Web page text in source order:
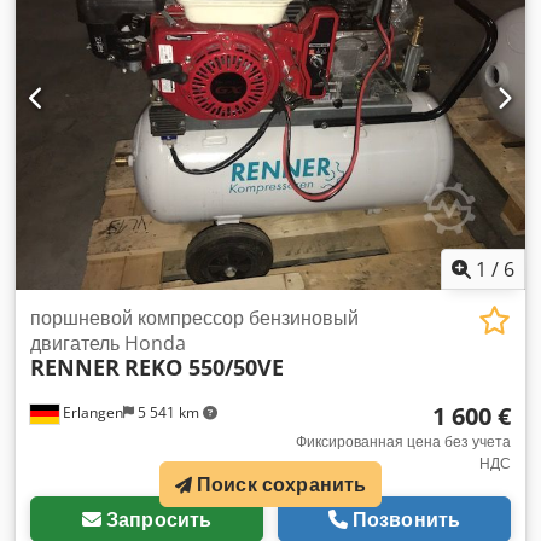
1 / 6
Erlangen 5 541 km
поршневой компрессор бензиновый
двигатель Honda
RENNER REKO 550/50VE
1 600 €
Фиксированная цена без учета
НДС
Запросить Позвонить
Поиск сохранить